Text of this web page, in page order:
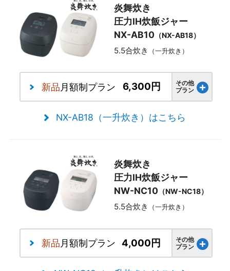
炎舞炊き
圧力IH炊飯ジャー
NX-AB10 （NX-AB18）
5.5合炊き （一升炊き）
新品 月額制プラン 6,300円
その他
プラン
NX-AB18（一升炊き）はこちら
炎舞炊き
圧力IH炊飯ジャー
NW-NC10 （NW-NC18）
5.5合炊き （一升炊き）
新品 月額制プラン 4,000円
その他
プラン